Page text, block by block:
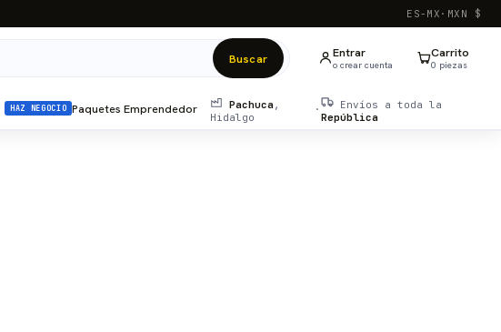
ES-MX · MXN $
Buscar Entrar
o crear cuenta
Carrito
0 piezas
HAZ NEGOCIO Paquetes Emprendedor Pachuca ,
Hidalgo
·
Envíos a toda la
República